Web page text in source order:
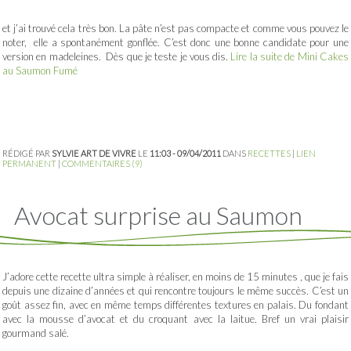
et j’ai trouvé cela très bon. La pâte n’est pas compacte et comme vous pouvez le
noter, elle a spontanément gonflée. C’est donc une bonne candidate pour une
version en madeleines. Dès que je teste je vous dis. Lire la suite de Mini Cakes
au Saumon Fumé
RÉDIGÉ PAR SYLVIE ART DE VIVRE LE 11:03 - 09/04/2011 DANS RECETTES
LIEN
PERMANENT COMMENTAIRES (9)
Avocat surprise au Saumon
J’adore cette recette ultra simple à réaliser, en moins de 15 minutes , que je fais
depuis une dizaine d’années et qui rencontre toujours le même succès. C’est un
goût assez fin, avec en même temps différentes textures en palais. Du fondant
avec la mousse d’avocat et du croquant avec la laitue. Bref un vrai plaisir
gourmand salé.